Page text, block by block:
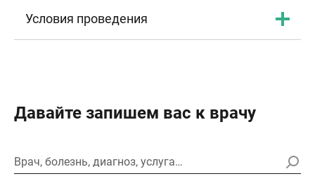
Условия проведения
Давайте запишем вас к врачу
Врач, болезнь, диагноз, услуга…